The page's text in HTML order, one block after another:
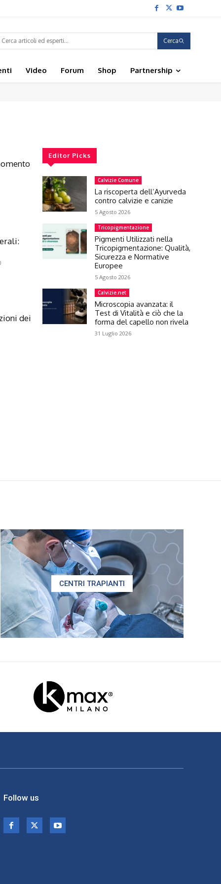
Cerca
Video Forum Shop Partnership
dei
Editor Picks
Calvizie Comune
La riscoperta dell’Ayurveda
contro calvizie e canizie
5 Agosto 2026
Tricopigmentazione
Pigmenti Utilizzati nella
Tricopigmentazione: Qualità,
Sicurezza e Normative
Europee
5 Agosto 2026
Calvizie.net
Microscopia avanzata: il
Test di Vitalità e ciò che la
forma del capello non rivela
31 Luglio 2026
CENTRI TRAPIANTI
Follow us